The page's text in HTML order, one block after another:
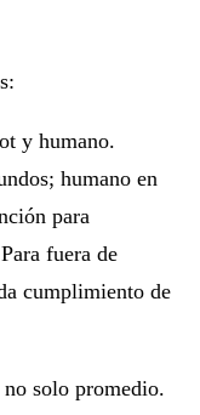
y humano.
humano en
para
fuera de
cumplimiento de
solo promedio.